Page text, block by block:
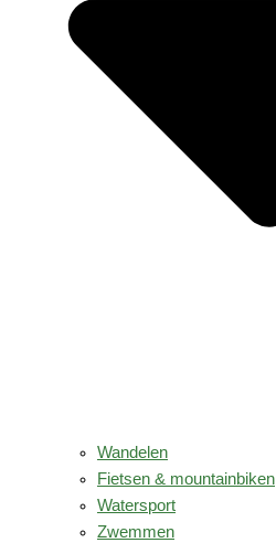
Wandelen
Fietsen & mountainbiken
Watersport
Zwemmen